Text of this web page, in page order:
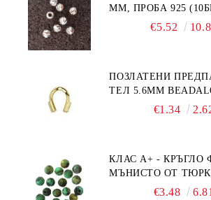
ММ, ПРОБА 925
€5.52
ПОЗЛАТЕНИ
ТЕЛ 5.6ММ
€1.34
КЛАС А+ - КРЪГЛО
МЪНИСТО ОТ
€3.48